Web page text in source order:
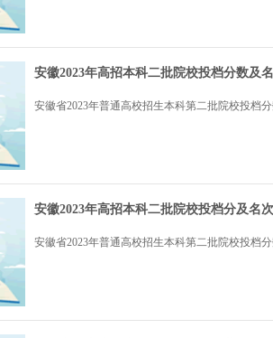
安徽2023年高招本科二批院校投档分数及
安徽省2023年普通高校招生本科第二批院校投档
安徽2023年高招本科二批院校投档分及名
安徽省2023年普通高校招生本科第二批院校投档